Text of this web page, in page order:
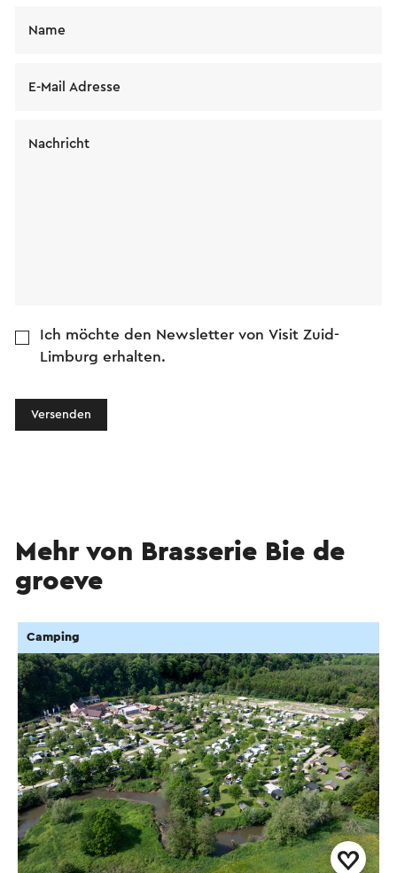
Name
E-Mail Adresse
Nachricht
Ich möchte den Newsletter von Visit Zuid-
Limburg erhalten.
Versenden
Mehr von Brasserie Bie de
groeve
Camping